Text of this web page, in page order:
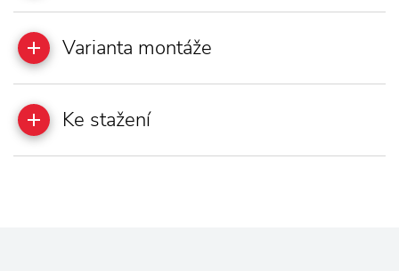
Varianta montáže
Ke stažení